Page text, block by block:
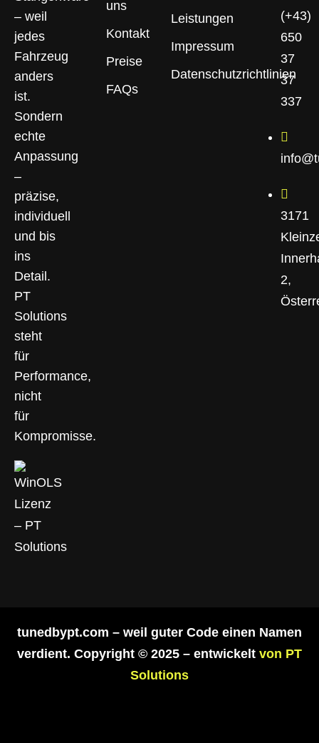
– weil
jedes
Fahrzeug
anders
ist.
Sondern
echte
Anpassung
–
präzise,
individuell
und bis
ins
Detail.
PT
Solutions
steht
für
Performance,
nicht
für
Kompromisse.
uns
Kontakt
Preise
FAQs
Leistungen
Impressum
Datenschutzrichtlinien
(+43)
650
37
37
337
3171
2,
tunedbypt.com – weil guter Code einen Namen
verdient. Copyright © 2025 – entwickelt von PT
Solutions